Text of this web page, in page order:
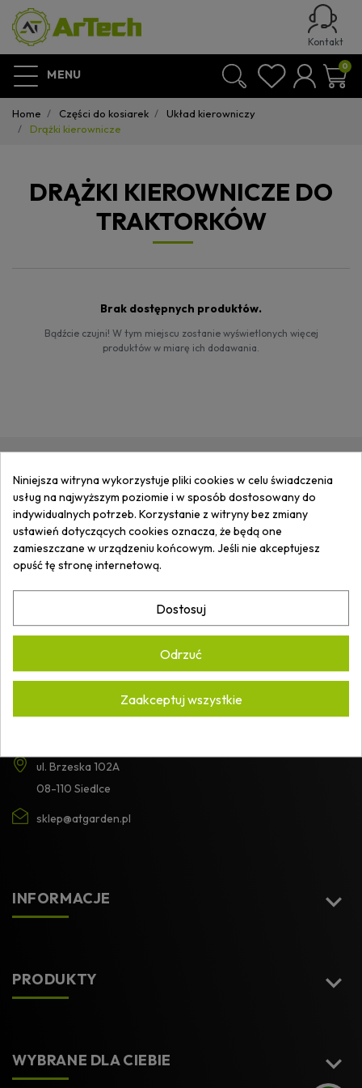
Kontakt
MENU
0
Home Części do kosiarek
Układ kierowniczy
Drążki kierownicze
DRĄŻKI KIEROWNICZE DO
TRAKTORKÓW
Brak dostępnych produktów.
Bądźcie czujni! W tym miejscu zostanie wyświetlonych więcej
produktów w miarę ich dodawania.
ZAPISZ SIĘ DONEWSLETTERAI
OTRZYMUJINFORMACJEO
NOWOŚCIACH I PROMOCJACH.
Politykę prywatności.
ARTECH ARKADIUSZ WASILUK
ul. Brzeska 102A
08-110 Siedlce
sklep@atgarden.pl
INFORMACJE 
PRODUKTY 
WYBRANE DLA CIEBIE 
Niniejsza witryna wykorzystuje pliki cookies w celu świadczenia
usług na najwyższym poziomie i w sposób dostosowany do
indywidualnych potrzeb. Korzystanie z witryny bez zmiany
ustawień dotyczących cookies oznacza, że będą one
zamieszczane w urządzeniu końcowym. Jeśli nie akceptujesz
opuść tę stronę internetową.
Dostosuj
Odrzuć
Zaakceptuj wszystkie